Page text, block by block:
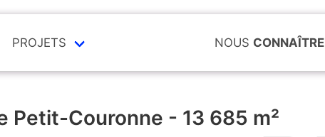
PROJETS NOUS CONNAÎTRE
Petit-Couronne - 13 685 m²